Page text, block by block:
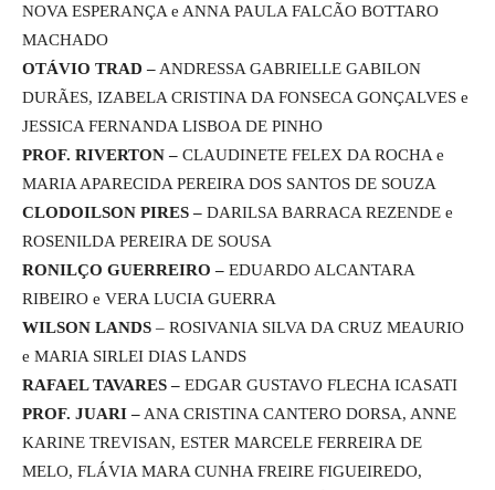
NOVA ESPERANÇA e ANNA PAULA FALCÃO BOTTARO
MACHADO
OTÁVIO TRAD – ANDRESSA GABRIELLE GABILON
DURÃES, IZABELA CRISTINA DA FONSECA GONÇALVES e
JESSICA FERNANDA LISBOA DE PINHO
PROF. RIVERTON – CLAUDINETE FELEX DA ROCHA e
MARIA APARECIDA PEREIRA DOS SANTOS DE SOUZA
CLODOILSON PIRES – DARILSA BARRACA REZENDE e
ROSENILDA PEREIRA DE SOUSA
RONILÇO GUERREIRO – EDUARDO ALCANTARA
RIBEIRO e VERA LUCIA GUERRA
WILSON LANDS – ROSIVANIA SILVA DA CRUZ MEAURIO
e MARIA SIRLEI DIAS LANDS
RAFAEL TAVARES – EDGAR GUSTAVO FLECHA ICASATI
PROF. JUARI – ANA CRISTINA CANTERO DORSA, ANNE
KARINE TREVISAN, ESTER MARCELE FERREIRA DE
MELO, FLÁVIA MARA CUNHA FREIRE FIGUEIREDO,